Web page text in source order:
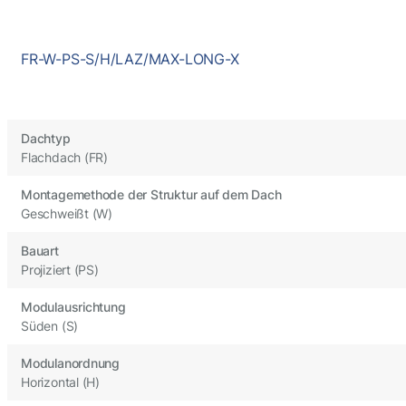
FR-W-PS-S/H/LAZ/MAX-LONG-X
Dachtyp
Flachdach (FR)
Montagemethode der Struktur auf dem Dach
Geschweißt (W)
Bauart
Projiziert (PS)
Modulausrichtung
Süden (S)
Modulanordnung
Horizontal (H)